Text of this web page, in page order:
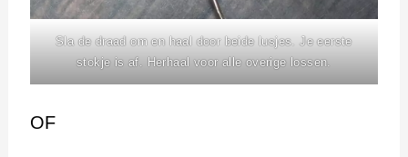
Sla de draad om en haal door beide lusjes. Je eerste
stokje is af. Herhaal voor alle overige lossen.
OF